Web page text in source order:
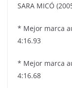
SARA MICÓ
* Mejor marca
4:16.93
* Mejor marca
4:16.68